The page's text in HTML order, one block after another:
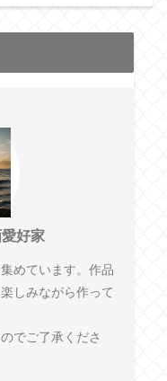
好家
めています。作品
しみながら作って
でご了承くださ